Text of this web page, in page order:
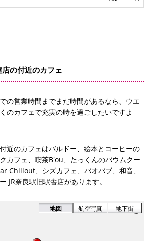
の付近のカフェ
の営業時間までまだ時間があるなら、ウエ
のカフェで充実の時を過ごしたいですよ
近のカフェはバルドー、絵本とコーヒーの
カフェ、喫茶B'ou、たっくんのバウムクー
Chillout、シズカフェ、バオバブ、和音、
JR奈良駅旧駅舎店があります。
地図 航空写真 地下街